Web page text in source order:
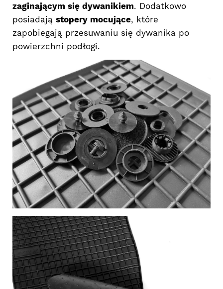
zaginającym się dywanikiem. Dodatkowo
posiadają stopery mocujące, które
zapobiegają przesuwaniu się dywanika po
powierzchni podłogi.